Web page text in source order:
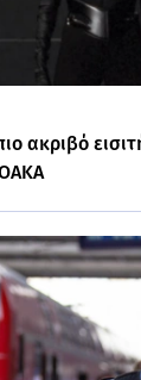
ακριβό